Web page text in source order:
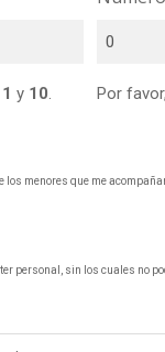
1 y 10. Por
menores que me
personal, sin los cuales no